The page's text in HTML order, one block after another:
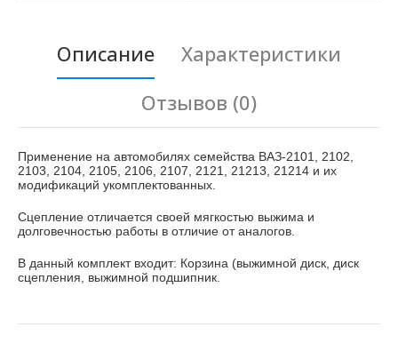
Описание
Характеристики
Отзывов (0)
Применение на автомобилях семейства ВАЗ-2101, 2102,
2103, 2104, 2105, 2106, 2107, 2121, 21213, 21214 и их
модификаций укомплектованных.
Сцепление отличается своей мягкостью выжима и
долговечностью работы в отличие от аналогов.
В данный комплект входит: Корзина (выжимной диск, диск
сцепления, выжимной подшипник.